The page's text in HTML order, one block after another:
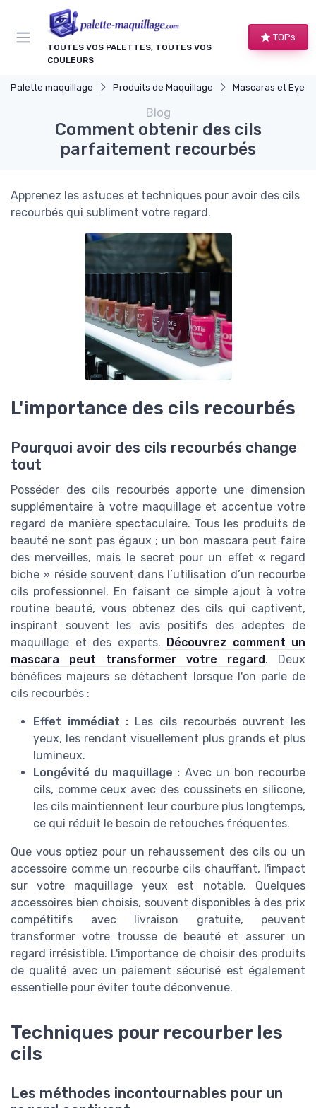
TOUTES VOS PALETTES, TOUTES VOS
COULEURS
TOPs
Palette maquillage Produits de Maquillage Mascaras et
Blog
Comment obtenir des cils
parfaitement recourbés
Apprenez les astuces et techniques pour avoir des cils
recourbés qui subliment votre regard.
L'importance des cils recourbés
Pourquoi avoir des cils recourbés change
tout
Posséder des cils recourbés apporte une dimension
supplémentaire à votre maquillage et accentue votre
regard de manière spectaculaire. Tous les produits de
beauté ne sont pas égaux ; un bon mascara peut faire
des merveilles, mais le secret pour un effet « regard
biche » réside souvent dans l’utilisation d’un recourbe
cils professionnel. En faisant ce simple ajout à votre
routine beauté, vous obtenez des cils qui captivent,
inspirant souvent les avis positifs des adeptes de
maquillage et des experts. Découvrez comment un
mascara peut transformer votre regard. Deux
bénéfices majeurs se détachent lorsque l'on parle de
cils recourbés :
Effet immédiat : Les cils recourbés ouvrent les
yeux, les rendant visuellement plus grands et plus
lumineux.
Longévité du maquillage : Avec un bon recourbe
cils, comme ceux avec des coussinets en silicone,
les cils maintiennent leur courbure plus longtemps,
ce qui réduit le besoin de retouches fréquentes.
Que vous optiez pour un rehaussement des cils ou un
accessoire comme un recourbe cils chauffant, l'impact
sur votre maquillage yeux est notable. Quelques
accessoires bien choisis, souvent disponibles à des prix
compétitifs avec livraison gratuite, peuvent
transformer votre trousse de beauté et assurer un
regard irrésistible. L'importance de choisir des produits
de qualité avec un paiement sécurisé est également
essentielle pour éviter toute déconvenue.
Techniques pour recourber les
cils
Les méthodes incontournables pour un
Panneau de gestion des cookies